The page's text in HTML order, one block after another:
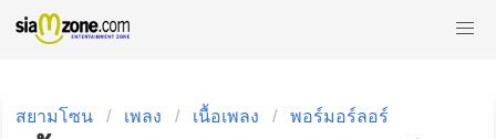
สยามโซน เพลง เนื้อเพลง พอร์มอร์ลอร์